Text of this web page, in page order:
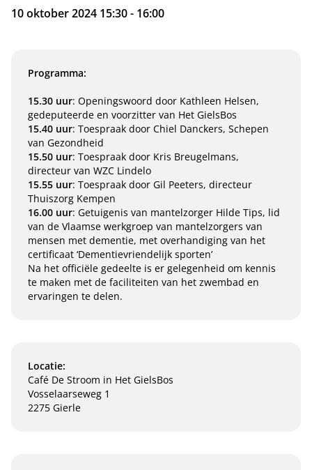
10 oktober 2024 15:30 - 16:00
Programma:
15.30 uur: Openingswoord door Kathleen Helsen,
gedeputeerde en voorzitter van Het GielsBos
15.40 uur: Toespraak door Chiel Danckers, Schepen
van Gezondheid
15.50 uur: Toespraak door Kris Breugelmans,
directeur van WZC Lindelo
15.55 uur: Toespraak door Gil Peeters, directeur
Thuiszorg Kempen
16.00 uur: Getuigenis van mantelzorger Hilde Tips, lid
van de Vlaamse werkgroep van mantelzorgers van
mensen met dementie, met overhandiging van het
certificaat ‘Dementievriendelijk sporten’
Na het officiële gedeelte is er gelegenheid om kennis
te maken met de faciliteiten van het zwembad en
ervaringen te delen.
Locatie:
Café De Stroom in Het GielsBos
Vosselaarseweg 1
2275 Gierle